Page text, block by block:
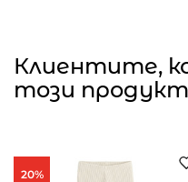
Клиентите,
този
20%